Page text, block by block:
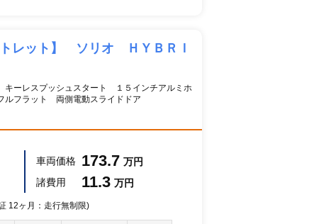
レット】 ソリオ ＨＹＢＲＩ
ーレスプッシュスタート １５インチアルミホ
フラット 両側電動スライドドア
車両価格 173.7 万円
諸費用
11.3 万円
12ヶ月：走行無制限)